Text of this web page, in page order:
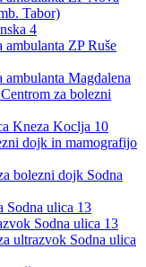
Tabor)
4
ambulanta ZP Ruše
ambulanta Magdalena
za bolezni
Kneza Koclja 10
dojk in mamografijo
bolezni dojk Sodna
Sodna ulica 13
Sodna ulica 13
ultrazvok Sodna ulica